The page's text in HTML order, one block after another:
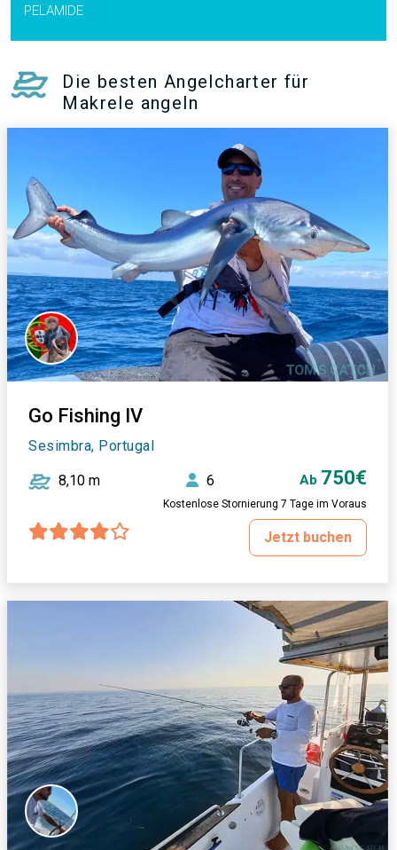
PELAMIDE
Die besten Angelcharter für
Makrele angeln
Go Fishing IV
Sesimbra, Portugal
8,10 m 6 Ab 750€
Kostenlose Stornierung 7 Tage im Voraus
Jetzt buchen